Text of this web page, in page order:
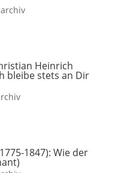
Heinrich
bleibe stets an Dir
1847): Wie der